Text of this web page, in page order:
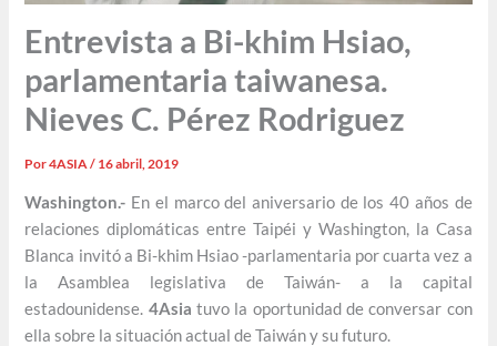
Entrevista a Bi-khim Hsiao,
parlamentaria taiwanesa.
Nieves C. Pérez Rodriguez
Por4ASIA/ 16 abril, 2019
Washington.- En el marco del aniversario de los 40 años de
relaciones diplomáticas entre Taipéi y Washington, la Casa
Blanca invitó a Bi-khim Hsiao -parlamentaria por cuarta vez a
la Asamblea legislativa de Taiwán- a la capital
estadounidense. 4Asia tuvo la oportunidad de conversar con
ella sobre la situación actual de Taiwán y su futuro.